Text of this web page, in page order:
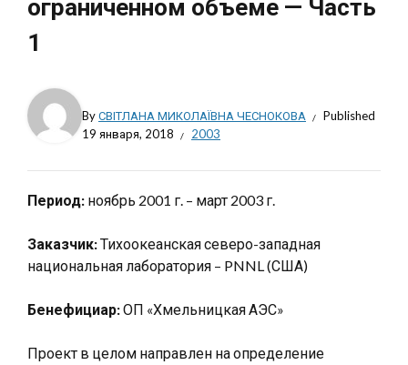
ограниченном объеме — Часть
1
ByСВІТЛАНА МИКОЛАЇВНА ЧЕСНОКОВА
Published
19 января, 2018
2003
Период: ноябрь 2001 г. – март 2003 г.
Заказчик:Тихоокеанская северо-западная
национальная лаборатория – PNNL (США)
Бенефициар:ОП «Хмельницкая АЭС»
Проект в целом направлен на определение